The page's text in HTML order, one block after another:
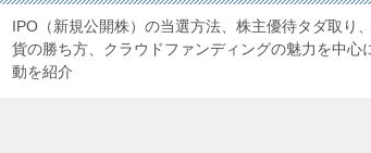
IPO（新規公開株）の当選方法、株主優待タダ取り
貨の勝ち方、クラウドファンディングの魅力を中
動を紹介